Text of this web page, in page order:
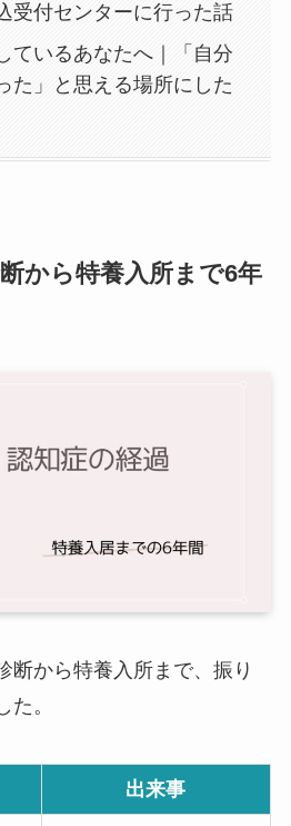
受付センターに行った話
ているあなたへ｜「自分
た」と思える場所にした
から特養入所まで6年
断から特養入所まで、振り
。
出来事